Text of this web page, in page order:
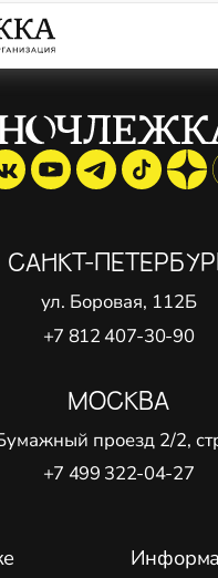
Элемент не найден!
САНКТ-
ул. Боровая, 112Б
+7 812 407-30-90
МОСКВА
проезд 2/2,
+7 499 322-04-27